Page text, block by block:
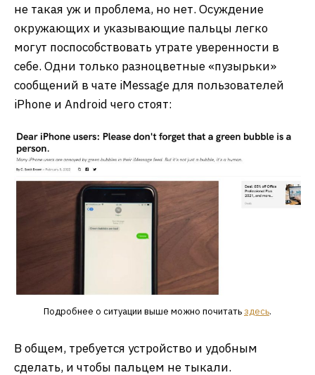
не такая уж и проблема, но нет. Осуждение
окружающих и указывающие пальцы легко
могут поспособствовать утрате уверенности в
себе. Одни только разноцветные «пузырьки»
сообщений в чате iMessage для пользователей
iPhone и Android чего стоят:
Подробнее о ситуации выше можно почитатьздесь.
В общем, требуется устройство и удобным
сделать, и чтобы пальцем не тыкали.